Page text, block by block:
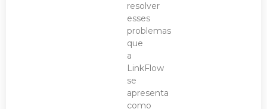
resolver
esses
problemas
que
a
LinkFlow
se
apresenta
como